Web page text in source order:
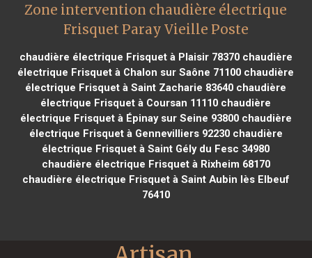
Zone intervention chaudière électrique
Frisquet Paray Vieille Poste
chaudière électrique Frisquet à Plaisir 78370chaudière
électrique Frisquet à Chalon sur Saône 71100 chaudière
électrique Frisquet à Saint Zacharie 83640 chaudière
électrique Frisquet à Coursan 11110 chaudière
électrique Frisquet à Épinay sur Seine 93800chaudière
électrique Frisquet à Gennevilliers 92230chaudière
électrique Frisquet à Saint Gély du Fesc 34980
chaudière électrique Frisquet à Rixheim 68170
chaudière électrique Frisquet à Saint Aubin lès Elbeuf
76410